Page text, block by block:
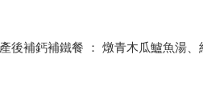
後補鈣補鐵餐 ： 燉青木瓜鱸魚湯